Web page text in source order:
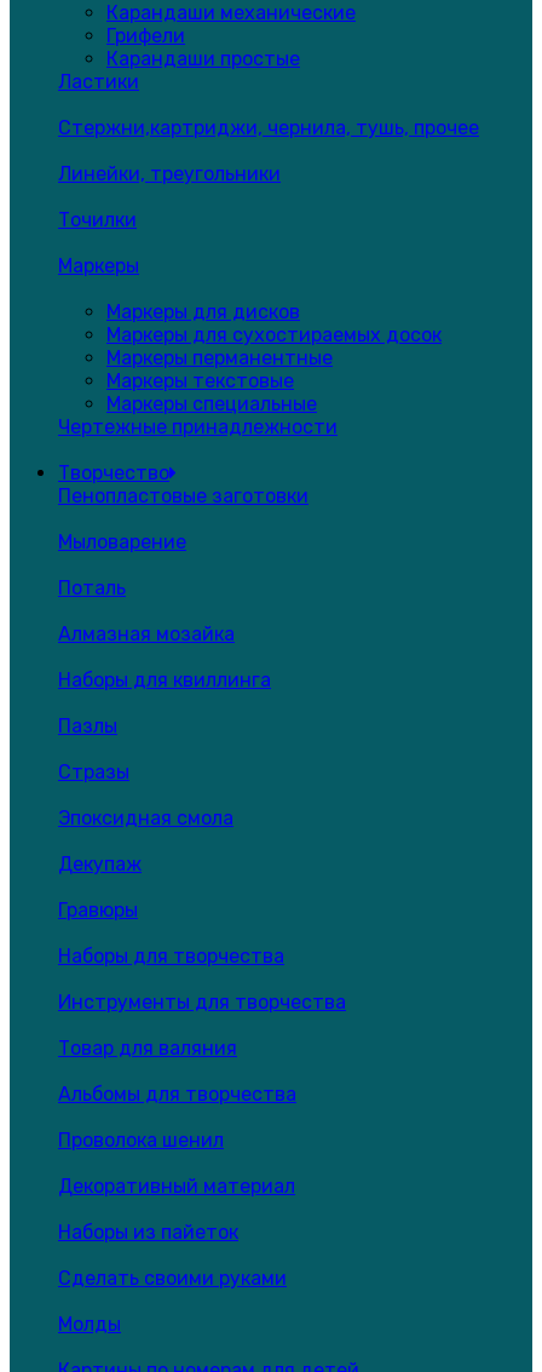
Карандаши механические
Грифели
Карандаши простые
Ластики
Стержни,картриджи, чернила, тушь, прочее
Линейки, треугольники
Точилки
Маркеры
Маркеры для дисков
Маркеры для сухостираемых досок
Маркеры перманентные
Маркеры текстовые
Маркеры специальные
Чертежные принадлежности
Творчество
Пенопластовые заготовки
Мыловарение
Поталь
Алмазная мозайка
Наборы для квиллинга
Пазлы
Стразы
Эпоксидная смола
Декупаж
Гравюры
Наборы для творчества
Инструменты для творчества
Товар для валяния
Альбомы для творчества
Проволока шенил
Декоративный материал
Наборы из пайеток
Сделать своими руками
Молды